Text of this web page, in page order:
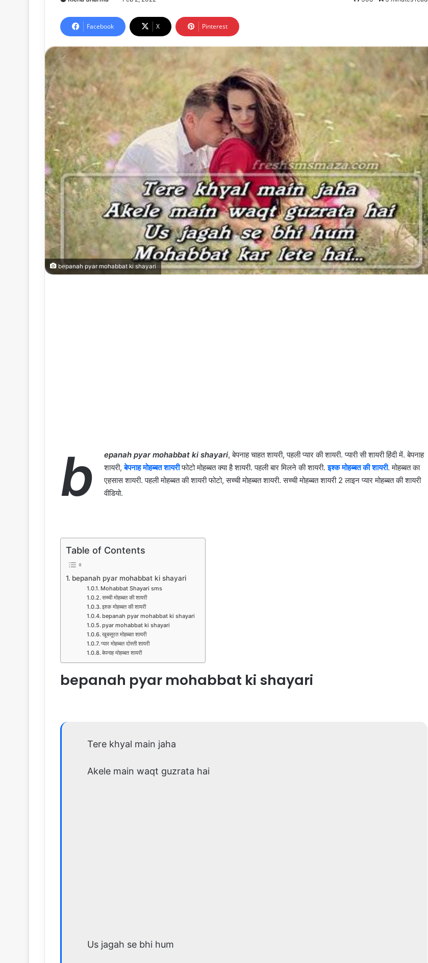
Facebook X Pinterest
bepanah pyar mohabbat ki shayari
b epanah pyar mohabbat ki shayari, बेपनाह चाहत शायरी, पहली प्यार की शायरी. प्यारी सी शायरी हिंदी में. बेपनाह
शायरी,बेपनाह मोहब्बत शायरीफोटो मोहब्बत क्या है शायरी. पहली बार मिलने की शायरी.इश्क मोहब्बत की शायरी. मोहब्बत का
एहसास शायरी. पहली मोहब्बत की शायरी फोटो, सच्ची मोहब्बत शायरी. सच्ची मोहब्बत शायरी 2 लाइन प्यार मोहब्बत की शायरी
वीडियो.
Table of Contents
bepanah pyar mohabbat ki shayari
Mohabbat Shayari sms
सच्ची मोहब्बत की शायरी
इश्क मोहब्बत की शायरी
bepanah pyar mohabbat ki shayari
pyar mohabbat ki shayari
खूबसूरत मोहब्बत शायरी
प्यार मोहब्बत दोस्ती शायरी
बेपनाह मोहब्बत शायरी
bepanah pyar mohabbat ki shayari
Tere khyal main jaha
Akele main waqt guzrata hai
Us jagah se bhi hum